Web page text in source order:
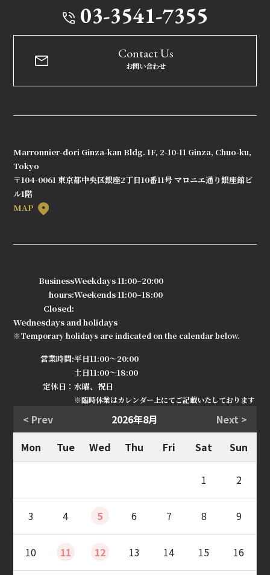
03-3541-7355
Contact Us
お問い合わせ
Marronnier-dori Ginza-kan Bldg. 1F, 2-10-11 Ginza, Chuo-ku,
Tokyo
〒104-0061 東京都中央区銀座2丁目10番11号 マロニエ通り銀座館ビ
ル1階
MAP
Business
hours:
Weekdays 11:00–20:00
Weekends 11:00–18:00
Closed:
Wednesdays and holidays
※Temporary holidays are indicated on the calendar below.
営業時間:平日11:00～20:00
土日11:00～18:00
定休日：水曜、祝日
※臨時休業はカレンダー上にてご記載いたしております
< Prev 2026年8月
Next >
Mon
Tue Wed Thu Fri Sat Sun
1 2
3 4 5 6 7 8 9
10 11 12 13 14 15 16